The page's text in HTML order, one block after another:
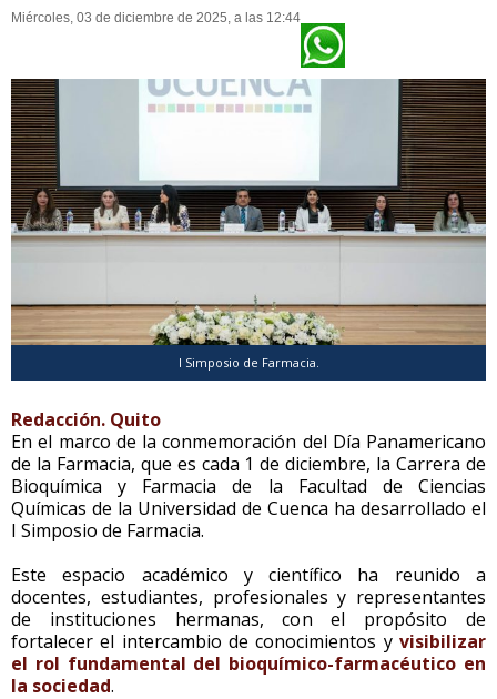
Miércoles, 03 de diciembre de 2025, a las 12:44
I Simposio de Farmacia.
Redacción. Quito
En el marco de la conmemoración del Día Panamericano
de la Farmacia, que es cada 1 de diciembre, la Carrera de
Bioquímica y Farmacia de la Facultad de Ciencias
Químicas de la Universidad de Cuenca ha desarrollado el
I Simposio de Farmacia.
Este espacio académico y científico ha reunido a
docentes, estudiantes, profesionales y representantes
de instituciones hermanas, con el propósito de
fortalecer el intercambio de conocimientos y visibilizar
el rol fundamental del bioquímico-farmacéutico en
la sociedad.